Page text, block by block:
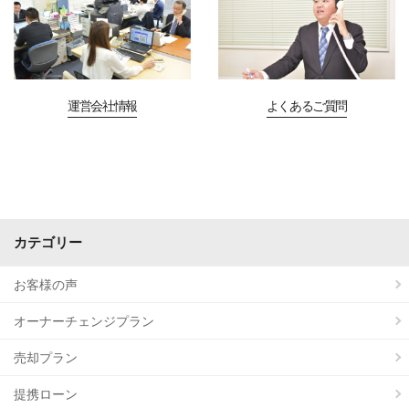
運営会社情報 よくあるご質問
カテゴリー
お客様の声
オーナーチェンジプラン
売却プラン
提携ローン